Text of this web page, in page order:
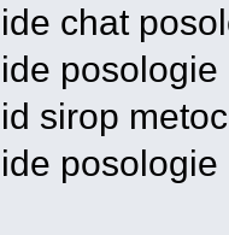
chat
sirop